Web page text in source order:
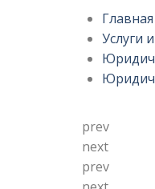
Главная
Услуги
prev
next
prev